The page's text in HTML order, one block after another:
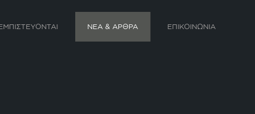
ΝΕΑ & ΑΡΘΡΑ ΕΠΙΚΟΙΝΩΝΙΑ